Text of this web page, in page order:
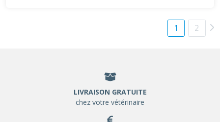
1 2
LIVRAISON GRATUITE
chez votre vétérinaire